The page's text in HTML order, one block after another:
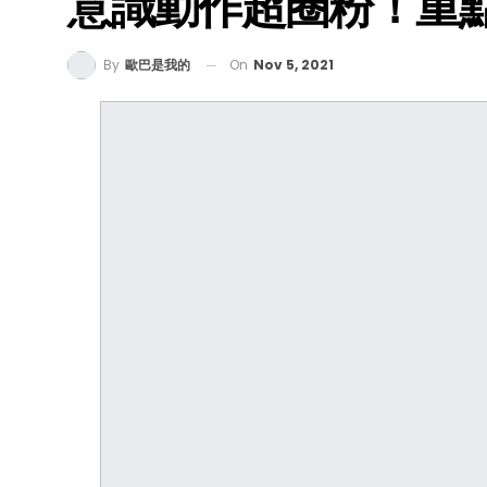
By 歐巴是我的 On Nov 5, 2021